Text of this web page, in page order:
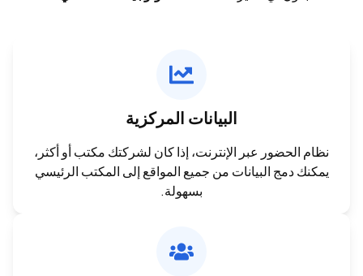
البيانات المركزية
نظام الحضور عبر الإنترنت، إذا كان لشركتك مكتب أو أكثر،
يمكنك دمج البيانات من جميع المواقع إلى المكتب الرئيسي
بسهولة.